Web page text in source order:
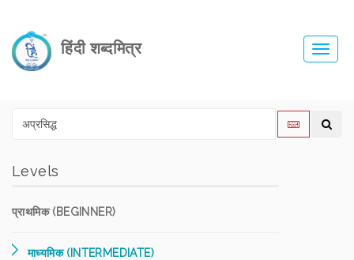
हिंदी शब्दमित्र
Levels
प्राथमिक (BEGINNER)
माध्यमिक (INTERMEDIATE)